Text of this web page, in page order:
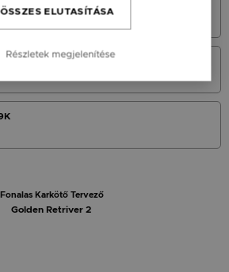
Fonalas Karkötő Tervező
Golden Retriver 2
ÖSSZES ELUTASÍTÁSA
Részletek megjelenítése